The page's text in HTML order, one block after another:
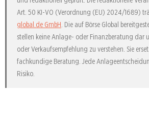
Art. 50 KI-VO (Verordnung (EU) 2024/1689)
global.de GmbH . Die auf Börse Global
stellen keine Anlage- oder Finanzberatung dar
oder Verkaufsempfehlung zu verstehen. Sie
fachkundige Beratung. Jede
Risiko.